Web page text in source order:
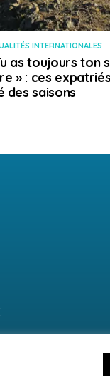
INTERNATIONALES
as toujours ton
» : ces
des saisons